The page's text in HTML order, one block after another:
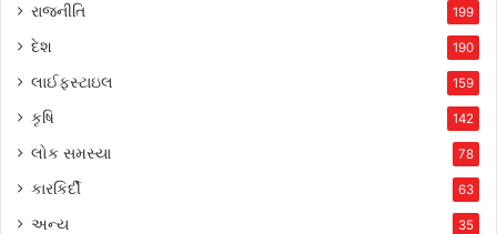
રાજનીતિ 199
દેશ 190
લાઈફસ્ટાઇલ 159
કૃષિ 142
લોક સમસ્યા 78
કારકિર્દી 63
અન્ય 35